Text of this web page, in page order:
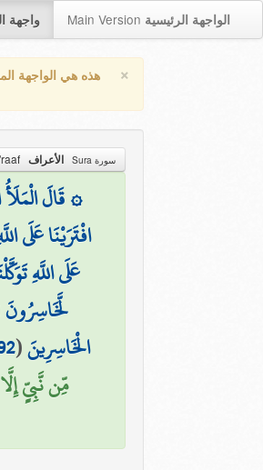
واجهة Main Version الواجهة الرئيسية
× هذه هي الواجهة
سورة Sura الأعراف
۞ قَالَ
افْتَرَيْنَا عَلَى
عَلَى اللَّهِ
لَّخَاسِرُونَ
الْخَاسِرِينَ(
مِّن نَّبِيٍّ